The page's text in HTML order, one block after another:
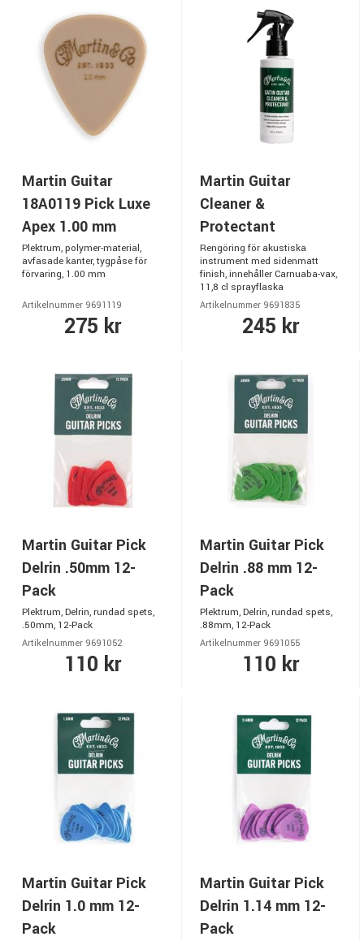
Martin Guitar
18A0119 Pick Luxe
Apex 1.00 mm
Plektrum, polymer-material,
avfasade kanter, tygpåse för
förvaring, 1.00 mm
Artikelnummer 9691119
275 kr
Martin Guitar
Cleaner &
Protectant
Rengöring för akustiska
instrument med sidenmatt
finish, innehåller Carnuaba-vax,
11,8 cl sprayflaska
Artikelnummer 9691835
245 kr
Martin Guitar Pick
Delrin .50mm 12-
Pack
Plektrum, Delrin, rundad spets,
.50mm, 12-Pack
Artikelnummer 9691052
110 kr
Martin Guitar Pick
Delrin .88 mm 12-
Pack
Plektrum, Delrin, rundad spets,
.88mm, 12-Pack
Artikelnummer 9691055
110 kr
Martin Guitar Pick
Delrin 1.0 mm 12-
Pack
Martin Guitar Pick
Delrin 1.14 mm 12-
Pack